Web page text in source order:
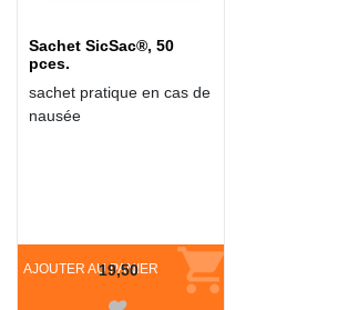
Sachet SicSac®, 50
pces.
sachet pratique en cas de
nausée
AJOUTER AU PANIER
19,50